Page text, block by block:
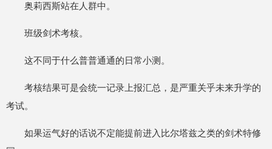
奥莉西斯站在人群中。
班级剑术考核。
这不同于什么普普通通的日常小测。
考核结果可是会统一记录上报汇总，是严重关乎未来升学的
考试。
如果运气好的话说不定能提前进入比尔塔兹之类的剑术特修